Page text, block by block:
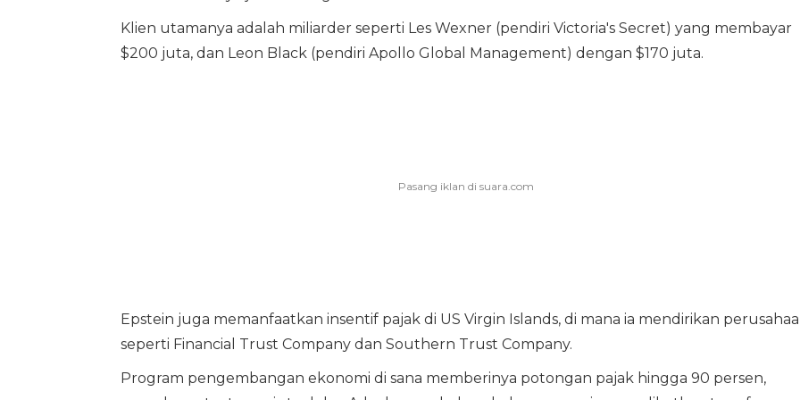
Klien utamanya adalah miliarder seperti Les Wexner (pendiri Victoria's Secret) yang membayar
$200 juta, dan Leon Black (pendiri Apollo Global Management) dengan $170 juta.
Epstein juga memanfaatkan insentif pajak di US Virgin Islands, di mana ia mendirikan
seperti Financial Trust Company dan Southern Trust Company.
Program pengembangan ekonomi di sana memberinya potongan pajak hingga 90 persen,